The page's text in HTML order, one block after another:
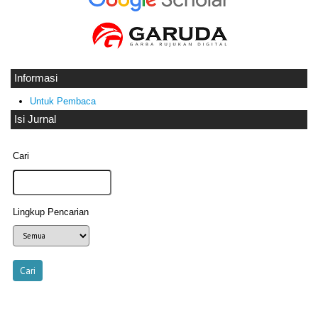
Informasi
Untuk Pembaca
Isi Jurnal
Cari
Lingkup Pencarian